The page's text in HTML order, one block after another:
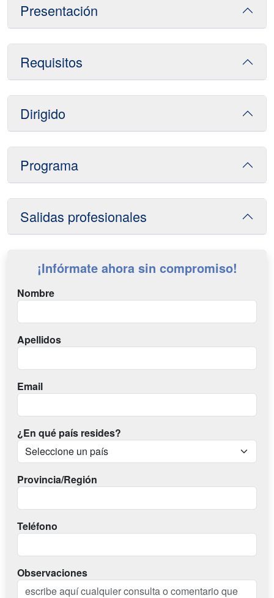
Presentación
Requisitos
Dirigido
Programa
Salidas profesionales
¡Infórmate ahora sin compromiso!
Nombre
Apellidos
Email
¿En qué país resides?
Provincia/Región
Teléfono
Observaciones